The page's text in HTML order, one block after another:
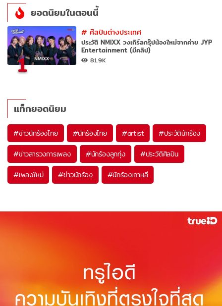
ยอดนิยมในตอนนี้
1
#ศิลปินต่างประเทศ
ประวัติ NMIXX วงเกิร์ลกรุ๊ปน้องใหม่จากค่าย JYP
Entertainment (มีคลิป)
81.9K
แท็กยอดนิยม
#ข่าวนักร้องไทย #นักร้องไทย #artist #ประวัตินักร้อง
#ข่าวสารวงการเพลง #นักร้องลูกทุ่ง #ประวัติศิลปิน
#เพลงใหม่ #ข่าวนักร้อง #นักร้องเกาหลี